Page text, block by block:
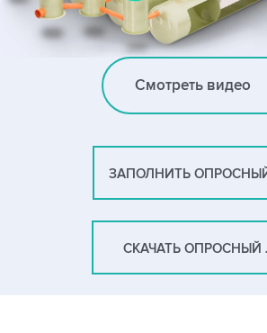
ЗАПОЛНИТЬ
СКАЧАТЬ ОПРОСНЫЙ
Смотреть видео